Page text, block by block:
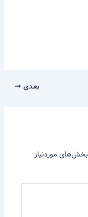
بعدی
بخش‌های موردنیاز